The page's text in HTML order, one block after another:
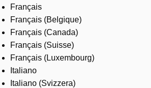
Français
Français (Belgique)
Français (Canada)
Français (Suisse)
Français (Luxembourg)
Italiano
Italiano (Svizzera)